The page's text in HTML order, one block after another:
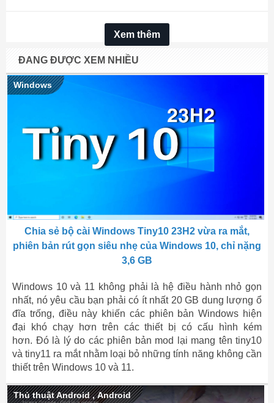
Xem thêm
ĐANG ĐƯỢC XEM NHIỀU
Windows
Chia sẻ bộ cài Windows Tiny10 23H2 vừa ra mắt,
phiên bản rút gọn siêu nhẹ của Windows 10, chỉ nặng
3,6 GB
Windows 10 và 11 không phải là hệ điều hành nhỏ gọn
nhất, nó yêu cầu bạn phải có ít nhất 20 GB dung lượng ổ
đĩa trống, điều này khiến các phiên bản Windows hiện
đại khó chạy hơn trên các thiết bị có cấu hình kém
hơn. Đó là lý do các phiên bản mod lại mang tên tiny10
và tiny11 ra mắt nhằm loại bỏ những tính năng không cần
thiết trên Windows 10 và 11.
Thủ thuật Android ,Android